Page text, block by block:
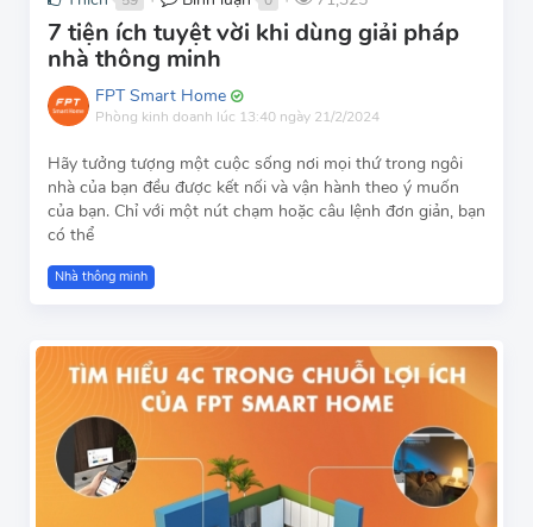
7 tiện ích tuyệt vời khi dùng giải pháp
nhà thông minh
FPT Smart Home
Phòng kinh doanh lúc 13:40 ngày 21/2/2024
Hãy tưởng tượng một cuộc sống nơi mọi thứ trong ngôi
nhà của bạn đều được kết nối và vận hành theo ý muốn
của bạn. Chỉ với một nút chạm hoặc câu lệnh đơn giản, bạn
có thể
Nhà thông minh